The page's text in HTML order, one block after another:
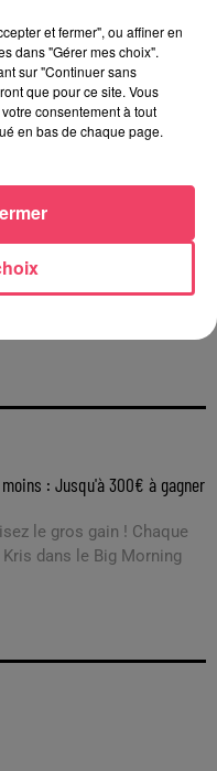
: Jusqu'à 300€ à gagner
le gros gain ! Chaque
dans le Big Morning
et fermer", ou affiner en
dans "Gérer mes choix".
sur "Continuer sans
que pour ce site. Vous
consentement à tout
en bas de chaque page.